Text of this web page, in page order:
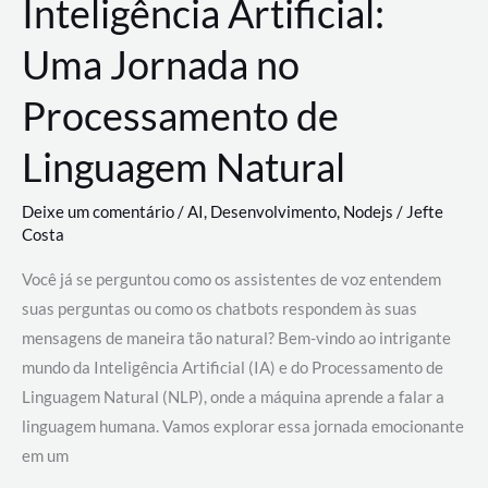
Inteligência Artificial:
Uma Jornada no
Processamento de
Linguagem Natural
Deixe um comentário/AI, Desenvolvimento, Nodejs / Jefte
Costa
Você já se perguntou como os assistentes de voz entendem
suas perguntas ou como os chatbots respondem às suas
mensagens de maneira tão natural? Bem-vindo ao intrigante
mundo da Inteligência Artificial (IA) e do Processamento de
Linguagem Natural (NLP), onde a máquina aprende a falar a
linguagem humana. Vamos explorar essa jornada emocionante
em um